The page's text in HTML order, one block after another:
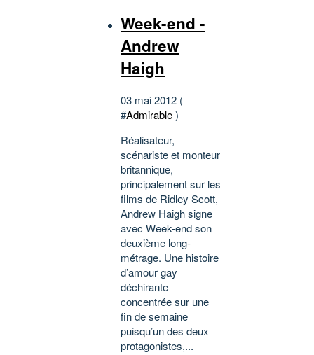
Week-end -
Andrew
Haigh
03 mai 2012 (
#Admirable)
Réalisateur,
scénariste et monteur
britannique,
principalement sur les
films de Ridley Scott,
Andrew Haigh signe
avec Week-end son
deuxième long-
métrage. Une histoire
d’amour gay
déchirante
concentrée sur une
fin de semaine
puisqu’un des deux
protagonistes,...